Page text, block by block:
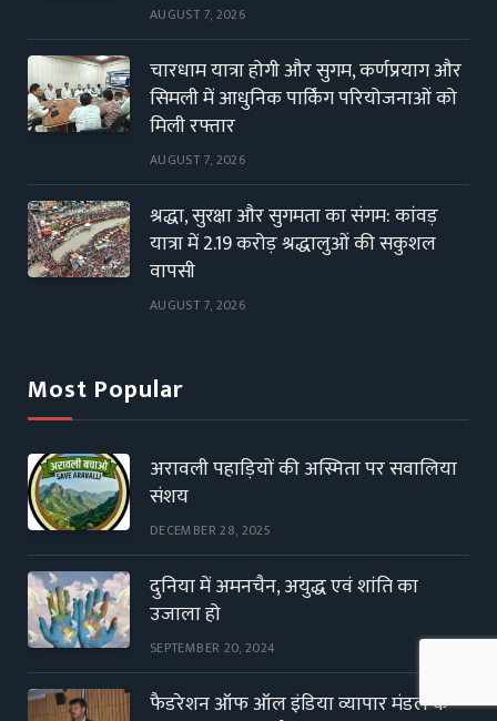
AUGUST 7, 2026
चारधाम यात्रा होगी और सुगम, कर्णप्रयाग और
सिमली में आधुनिक पार्किंग परियोजनाओं को
मिली रफ्तार
AUGUST 7, 2026
श्रद्धा, सुरक्षा और सुगमता का संगम: कांवड़
यात्रा में 2.19 करोड़ श्रद्धालुओं की सकुशल
वापसी
AUGUST 7, 2026
Most Popular
अरावली पहाड़ियों की अस्मिता पर सवालिया
संशय
DECEMBER 28, 2025
दुनिया में अमनचैन, अयुद्ध एवं शांति का
उजाला हो
SEPTEMBER 20, 2024
फैडरेशन ऑफ ऑल इंडिया व्यापार मंडल के